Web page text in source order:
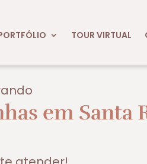
TOUR VIRTUAL
em Santa